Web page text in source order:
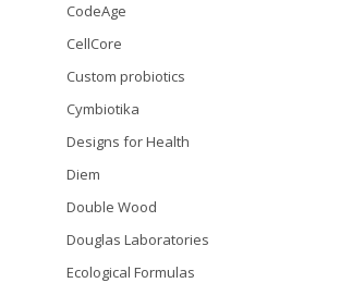
CodeAge
CellCore
Custom probiotics
Cymbiotika
Designs for Health
Diem
Double Wood
Douglas Laboratories
Ecological Formulas